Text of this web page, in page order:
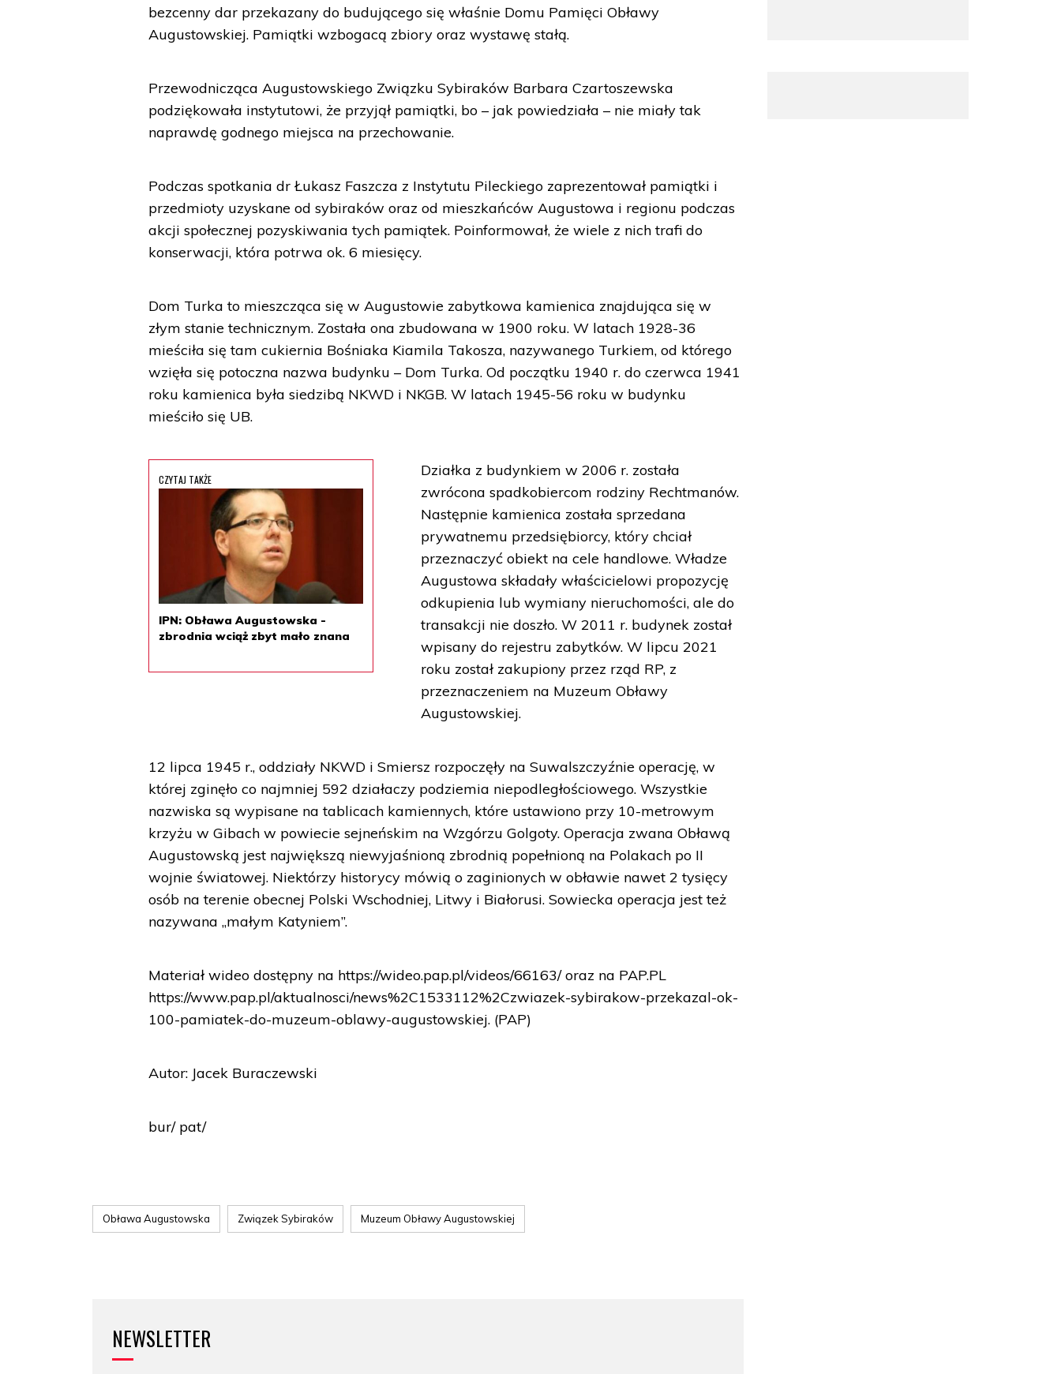
bezcenny dar przekazany do budującego się właśnie Domu Pamięci Obławy
Augustowskiej. Pamiątki wzbogacą zbiory oraz wystawę stałą.
Przewodnicząca Augustowskiego Związku Sybiraków Barbara Czartoszewska
podziękowała instytutowi, że przyjął pamiątki, bo – jak powiedziała – nie miały tak
naprawdę godnego miejsca na przechowanie.
Podczas spotkania dr Łukasz Faszcza z Instytutu Pileckiego zaprezentował pamiątki i
przedmioty uzyskane od sybiraków oraz od mieszkańców Augustowa i regionu podczas
akcji społecznej pozyskiwania tych pamiątek. Poinformował, że wiele z nich trafi do
konserwacji, która potrwa ok. 6 miesięcy.
Dom Turka to mieszcząca się w Augustowie zabytkowa kamienica znajdująca się w
złym stanie technicznym. Została ona zbudowana w 1900 roku. W latach 1928-36
mieściła się tam cukiernia Bośniaka Kiamila Takosza, nazywanego Turkiem, od którego
wzięła się potoczna nazwa budynku – Dom Turka. Od początku 1940 r. do czerwca 1941
roku kamienica była siedzibą NKWD i NKGB. W latach 1945-56 roku w budynku
mieściło się UB.
CZYTAJ TAKŻE
IPN: Obława Augustowska -
zbrodnia wciąż zbyt mało znana
Działka z budynkiem w 2006 r. została
zwrócona spadkobiercom rodziny Rechtmanów.
Następnie kamienica została sprzedana
prywatnemu przedsiębiorcy, który chciał
przeznaczyć obiekt na cele handlowe. Władze
Augustowa składały właścicielowi propozycję
odkupienia lub wymiany nieruchomości, ale do
transakcji nie doszło. W 2011 r. budynek został
wpisany do rejestru zabytków. W lipcu 2021
roku został zakupiony przez rząd RP, z
przeznaczeniem na Muzeum Obławy
Augustowskiej.
12 lipca 1945 r., oddziały NKWD i Smiersz rozpoczęły na Suwalszczyźnie operację, w
której zginęło co najmniej 592 działaczy podziemia niepodległościowego. Wszystkie
nazwiska są wypisane na tablicach kamiennych, które ustawiono przy 10-metrowym
krzyżu w Gibach w powiecie sejneńskim na Wzgórzu Golgoty. Operacja zwana Obławą
Augustowską jest największą niewyjaśnioną zbrodnią popełnioną na Polakach po II
wojnie światowej. Niektórzy historycy mówią o zaginionych w obławie nawet 2 tysięcy
osób na terenie obecnej Polski Wschodniej, Litwy i Białorusi. Sowiecka operacja jest też
nazywana „małym Katyniem”.
Materiał wideo dostępny na https://wideo.pap.pl/videos/66163/ oraz na PAP.PL
https://www.pap.pl/aktualnosci/news%2C1533112%2Czwiazek-sybirakow-przekazal-ok-
100-pamiatek-do-muzeum-oblawy-augustowskiej. (PAP)
Autor: Jacek Buraczewski
bur/ pat/
Obława Augustowska Związek Sybiraków Muzeum Obławy Augustowskiej
NEWSLETTER